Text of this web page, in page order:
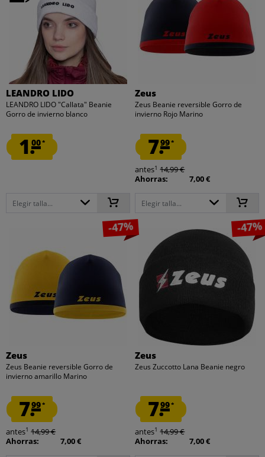
LEANDRO LIDO
LEANDRO LIDO "Callata" Beanie
Gorro de invierno blanco
1.00*
Elegir talla...
Zeus
Zeus Beanie reversible Gorro de
invierno Rojo Marino
7.99*
antes1 14,99 €
Ahorras:
7,00 €
Elegir talla...
-47%
Zeus
Zeus Beanie reversible Gorro de
invierno amarillo Marino
7.99*
antes1 14,99 €
Ahorras:
7,00 €
-47%
Zeus
Zeus Zuccotto Lana Beanie negro
7.99*
antes1 14,99 €
Ahorras:
7,00 €